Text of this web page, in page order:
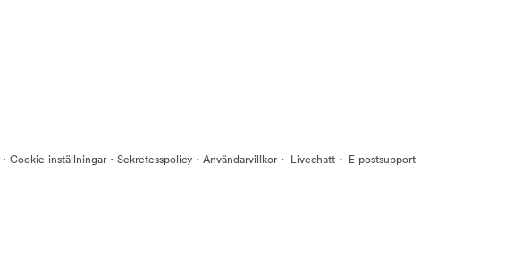
· Cookie-inställningar· Sekretesspolicy · Användarvillkor· Livechatt · E-postsupport